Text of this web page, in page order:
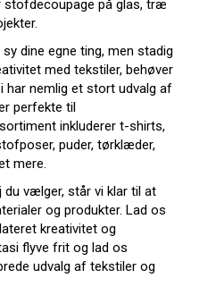
stofdecoupage på glas, træ
dine egne ting, men stadig
med tekstiler, behøver
har nemlig et stort udvalg af
perfekte til
inkluderer t-shirts,
puder, tørklæder,
mere.
du vælger, står vi klar til at
og produkter. Lad os
kreativitet og
flyve frit og lad os
udvalg af tekstiler og